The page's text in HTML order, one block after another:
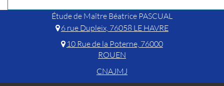
Étude de Maître Béatrice PASCUAL
6 rue Dupleix, 76058 LE HAVRE
10 Rue de la Poterne, 76000
ROUEN
CNAJMJ